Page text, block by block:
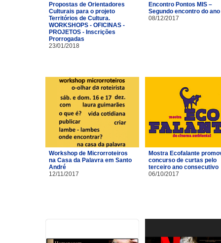
Propostas de Orientadores
Culturais para o projeto
Territórios de Cultura.
WORKSHOPS - OFICINAS -
PROJETOS - Inscrições
Prorrogadas
23/01/2018
Encontro Pontos MIS –
Segundo encontro do ano
08/12/2017
Workshop de Microrroteiros
na Casa da Palavra em Santo
André
12/11/2017
Mostra Ecofalante
concurso de curtas pelo
terceiro ano consecutivo
06/10/2017